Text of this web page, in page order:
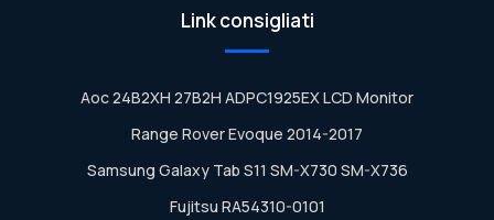
Link consigliati
Aoc 24B2XH 27B2H ADPC1925EX LCD Monitor
Range Rover Evoque 2014-2017
Samsung Galaxy Tab S11 SM-X730 SM-X736
Fujitsu RA54310-0101